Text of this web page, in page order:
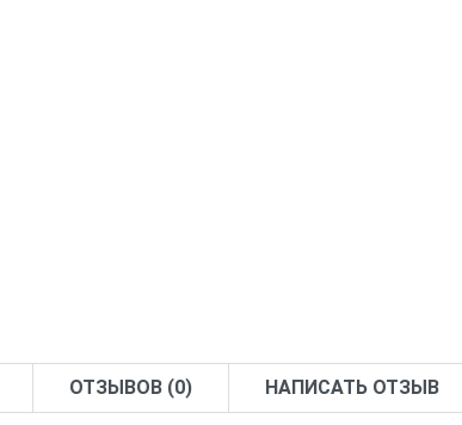
ОТЗЫВОВ (0) НАПИСАТЬ ОТЗЫВ